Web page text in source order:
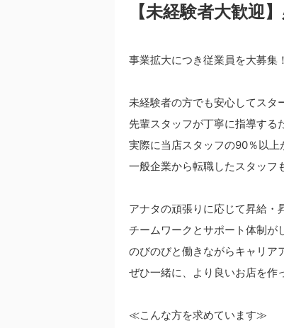
【未経験者大歓迎
事業拡大につき従業員を大募集！
未経験者の方でも安心してスタ
先輩スタッフが丁寧に指導する
実際に当店スタッフの90％以上
一般企業から転職したスタッフ
アナタの頑張りに応じて昇給・
チームワークとサポート体制が
のびのびと働きながらキャリア
ぜひ一緒に、より良いお店を作
≪こんな方を求めています≫